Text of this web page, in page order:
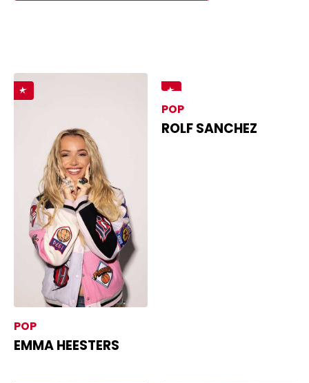
EMMA HEESTERS
POP
ROLF SANCHEZ
POP